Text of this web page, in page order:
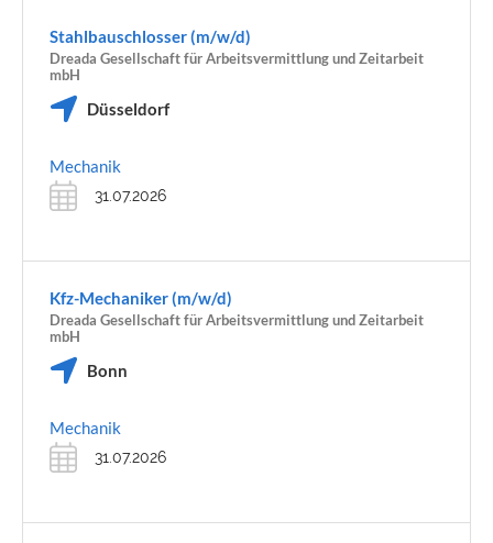
Stahlbauschlosser (m/w/d)
Dreada Gesellschaft für Arbeitsvermittlung und Zeitarbeit
mbH
Düsseldorf
Mechanik
31.07.2026
Kfz-Mechaniker (m/w/d)
Dreada Gesellschaft für Arbeitsvermittlung und Zeitarbeit
mbH
Bonn
Mechanik
31.07.2026